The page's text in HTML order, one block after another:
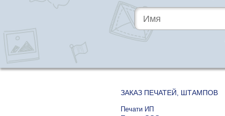
ЗАКАЗ ПЕЧАТЕЙ, ШТАМПОВ
Печати ИП